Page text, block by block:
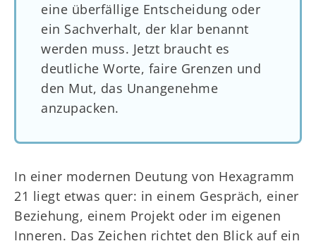
eine überfällige Entscheidung oder
ein Sachverhalt, der klar benannt
werden muss. Jetzt braucht es
deutliche Worte, faire Grenzen und
den Mut, das Unangenehme
anzupacken.
In einer modernen Deutung von Hexagramm
21 liegt etwas quer: in einem Gespräch, einer
Beziehung, einem Projekt oder im eigenen
Inneren. Das Zeichen richtet den Blick auf ein